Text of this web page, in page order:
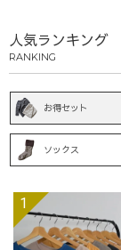
人気ランキング
RANKING
お得セット
ソックス